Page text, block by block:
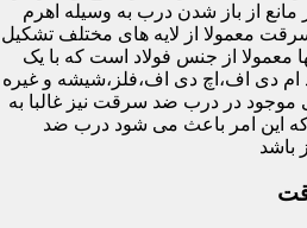
از باز شدن درب به وسیله اهرم
معمولا از لایه های مختلف تشکیل
معمولا از جنس فولاد است که با یک
ام دی اف،اچ دی اف،فلز،شیشه و غیره
در درب ضد سرقت نیز غالبا به
این امر باعث می شود درب ضد
باشد